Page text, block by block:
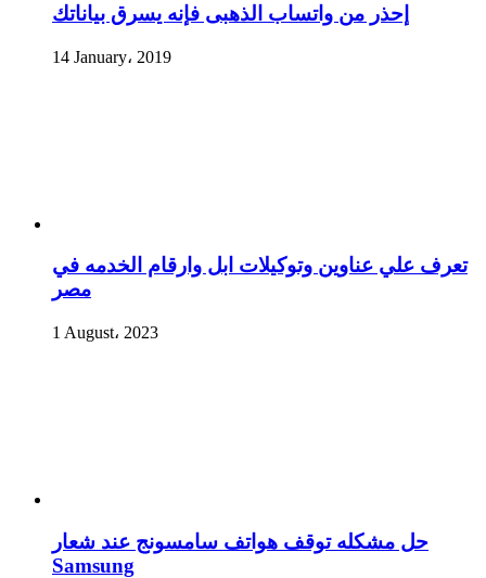
إحذر من واتساب الذهبى فإنه يسرق بياناتك
14 January، 2019
تعرف علي عناوين وتوكيلات ابل وارقام الخدمه في
مصر
1 August، 2023
حل مشكله توقف هواتف سامسونج عند شعار
Samsung